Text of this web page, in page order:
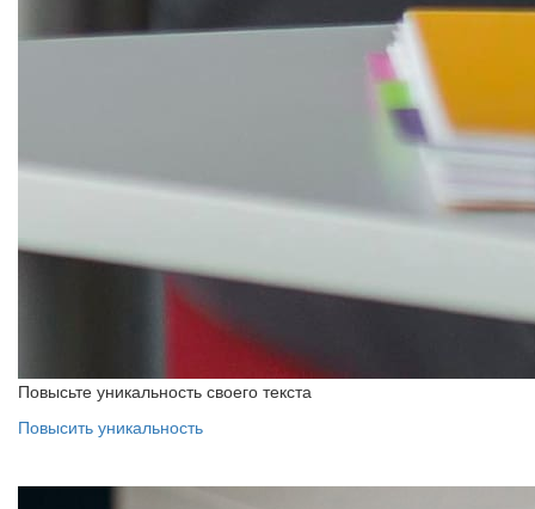
Повысьте уникальность своего текста
Повысить уникальность